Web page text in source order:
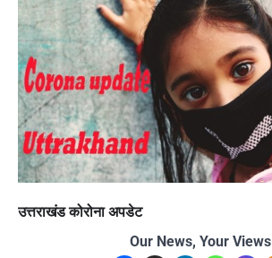
उत्तराखंड कोरोना अपडेट
Our News, Your Views